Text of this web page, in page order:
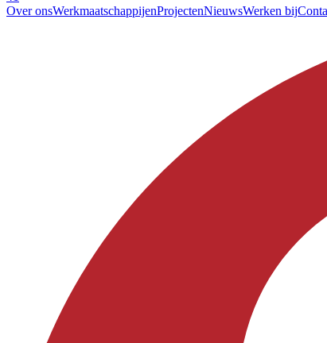
Over onsWerkmaatschappijenProjectenNieuwsWerken bij